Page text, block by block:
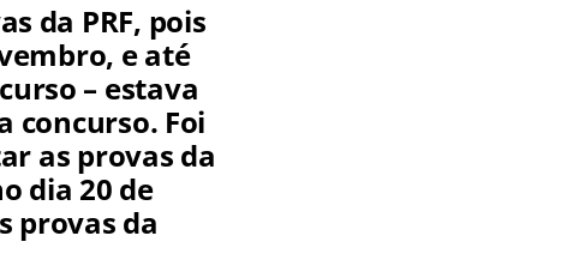
da PRF, pois
e até
– estava
concurso. Foi
as provas da
dia 20 de
provas da